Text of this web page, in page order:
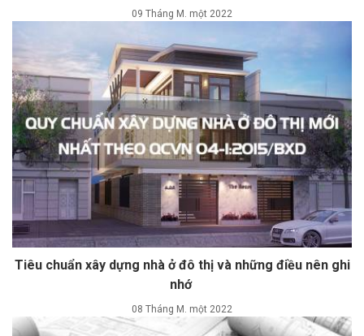
09 Tháng M. một 2022
Tiêu chuẩn xây dựng nhà ở đô thị và những điều nên ghi
nhớ
08 Tháng M. một 2022